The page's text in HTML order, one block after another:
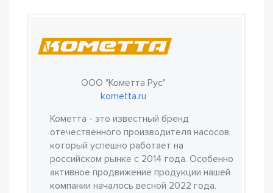
ООО "Кометта Рус"
kometta.ru
Кометта - это известный бренд
отечественного производителя насосов,
который успешно работает на
российском рынке с 2014 года. Особенно
активное продвижение продукции нашей
компании началось весной 2022 года.